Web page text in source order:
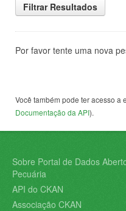
Filtrar Resultados
Por favor tente uma nova
Você também pode ter acesso a
Documentação da API).
Sobre Portal de Dados
Pecuária
API do CKAN
Associação CKAN